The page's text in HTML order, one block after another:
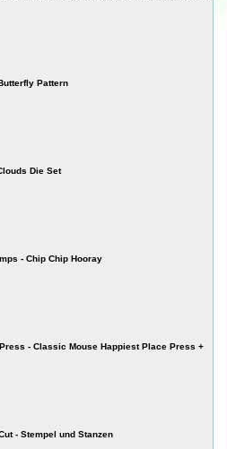
Pattern
Die Set
- Chip Chip Hooray
- Classic Mouse Happiest Place Press +
- Stempel und Stanzen